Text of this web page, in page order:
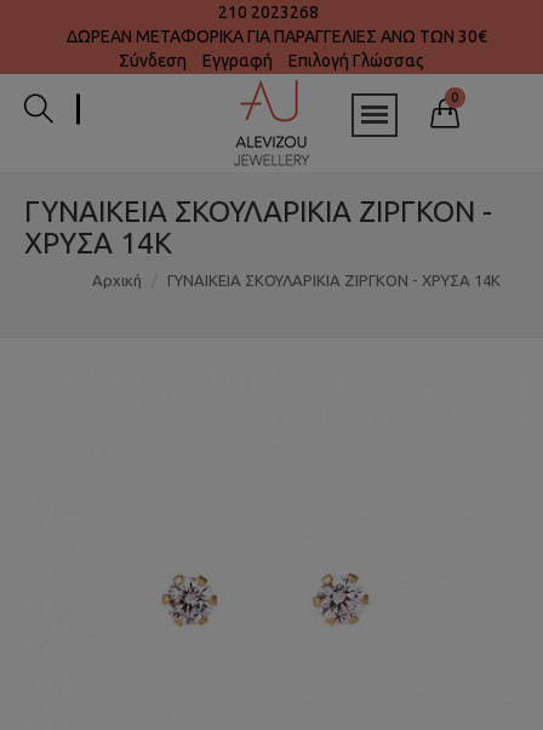
210 2023268
ΔΩΡΕΑΝ ΜΕΤΑΦΟΡΙΚΑ ΓΙΑ ΠΑΡΑΓΓΕΛΙΕΣ ΑΝΩ ΤΩΝ 30€
Σύνδεση
Εγγραφή Επιλογή Γλώσσας
0
ΓΥΝΑΙΚΕΙΑ ΣΚΟΥΛΑΡΙΚΙΑ ΖΙΡΓΚΟΝ -
ΧΡΥΣΑ 14K
Αρχική ΓΥΝΑΙΚΕΙΑ ΣΚΟΥΛΑΡΙΚΙΑ ΖΙΡΓΚΟΝ - ΧΡΥΣΑ 14K